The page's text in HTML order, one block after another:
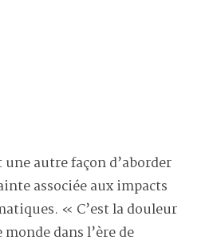
autre façon d’aborder
associée aux impacts
« C’est la douleur
dans l’ère de